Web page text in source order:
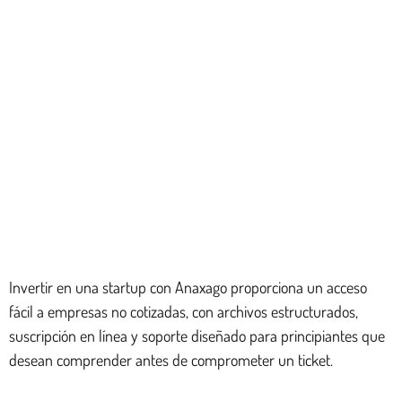
Invertir en una startup con Anaxago proporciona un acceso
fácil a empresas no cotizadas, con archivos estructurados,
suscripción en línea y soporte diseñado para principiantes que
desean comprender antes de comprometer un ticket.